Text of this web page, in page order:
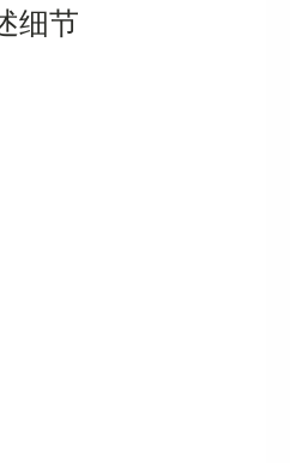
细节